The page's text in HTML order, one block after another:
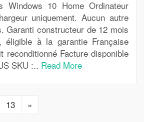
Windows 10 Home Ordinateur
uniquement. Aucun autre
Garanti constructeur de 12 mois
éligible à la garantie Française
reconditionné Facture disponible
SKU :.. Read More
13 »